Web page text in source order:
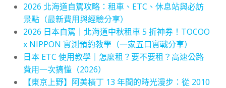
2026 北海道自駕攻略：租車、ETC、休息站與必訪
景點（最新費用與經驗分享）
2026 日本自駕｜北海道中秋租車 5 折神券！TOCOO
x NIPPON 實測預約教學（一家五口實戰分享）
日本 ETC 使用教學｜怎麼租？要不要租？高速公路
費用一次搞懂（2026）
【東京上野】阿美橫丁 13 年間的時光漫步：從 2010